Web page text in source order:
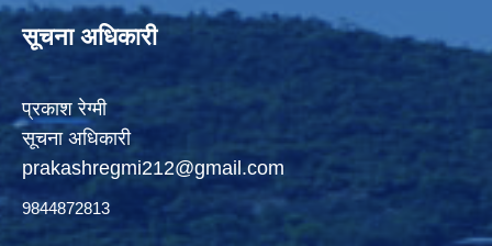
सूचना अधिकारी
प्रकाश रेग्मी
सूचना अधिकारी
prakashregmi212@gmail.com
9844872813